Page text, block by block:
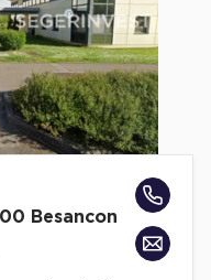
Besancon